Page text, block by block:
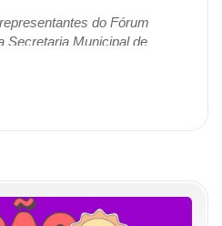
do Fórum
Secretaria Municipal de